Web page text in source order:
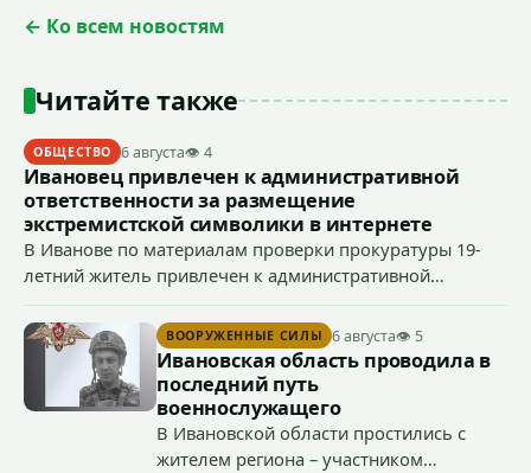
← Ко всем новостям
Читайте также
ОБЩЕСТВО 6 августа👁 4
Ивановец привлечен к административной
ответственности за размещение
экстремистской символики в интернете
В Иванове по материалам проверки прокуратуры 19-
летний житель привлечен к административной
демонстрирование символики экстремистской
организации, если эти действия не содержат признаков
уголовно наказуемого деяния) за размещение
экстремистской символики в сети Интернет.
ВООРУЖЕННЫЕ СИЛЫ 6 августа👁 5
Ивановская область проводила в
последний путь
военнослужащего
В Ивановской области простились с
жителем региона – участником